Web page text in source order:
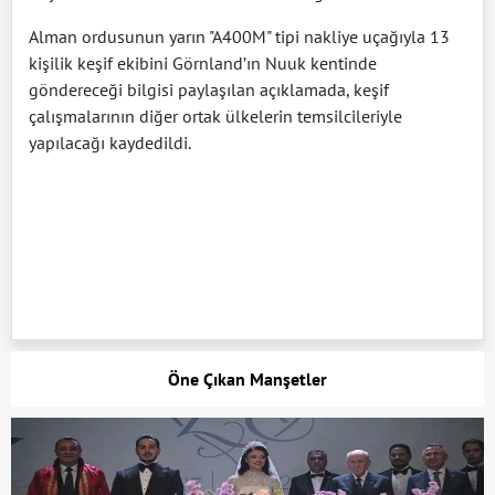
Alman ordusunun yarın "A400M" tipi nakliye uçağıyla 13
kişilik keşif ekibini Görnland’ın Nuuk kentinde
göndereceği bilgisi paylaşılan açıklamada, keşif
çalışmalarının diğer ortak ülkelerin temsilcileriyle
yapılacağı kaydedildi.
Öne Çıkan Manşetler